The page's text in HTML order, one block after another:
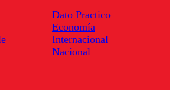
Dato Practico
Economía
Internacional
Nacional